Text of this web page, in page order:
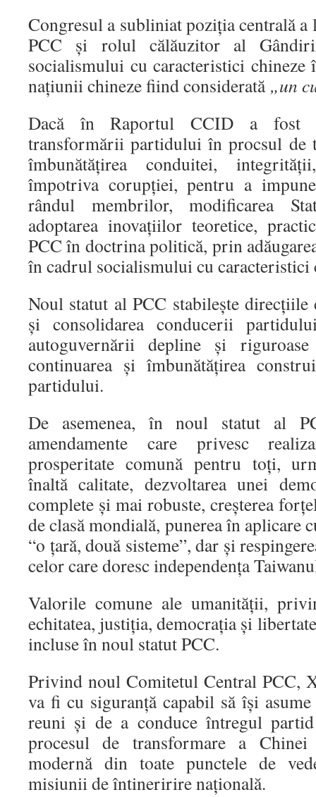
Congresul a subliniat poziția centrală
PCC și rolul călăuzitor al
socialismului cu caracteristici chineze
națiunii chineze fiind considerată „un
Dacă în Raportul CCID a fost
transformării partidului în procsul de
îmbunătățirea conduitei,
împotriva corupției, pentru a
rândul membrilor, modificarea
adoptarea inovațiilor teoretice,
PCC în doctrina politică, prin
în cadrul socialismului cu caracteristici
Noul statut al PCC stabilește direcțiile
și consolidarea conducerii
autoguvernării depline și
continuarea și îmbunătățirea
partidului.
De asemenea, în noul statut al
amendamente care privesc
prosperitate comună pentru toți,
înaltă calitate, dezvoltarea unei
complete și mai robuste, creșterea
de clasă mondială, punerea în aplicare
“o țară, două sisteme”, dar și
celor care doresc independența
Valorile comune ale umanității,
echitatea, justiția, democrația și
incluse în noul statut PCC.
Privind noul Comitetul Central PCC,
va fi cu siguranță capabil să își
reuni și de a conduce întregul
procesul de transformare a
modernă din toate punctele de
misiunii de întineririre națională.